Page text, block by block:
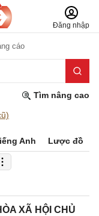
Đăng nhập
cáo
Tìm nâng cao
Anh Lược đồ
XÃ HỘI CHỦ